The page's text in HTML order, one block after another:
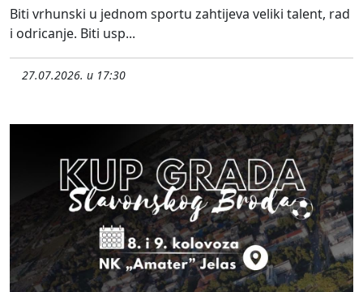
Biti vrhunski u jednom sportu zahtijeva veliki talent, rad
i odricanje. Biti usp...
27.07.2026. u 17:30